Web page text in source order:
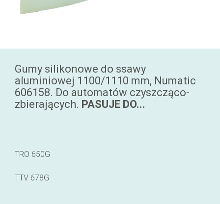
Gumy silikonowe do ssawy
aluminiowej 1100/1110 mm, Numatic
606158. Do automatów czyszcząco-
zbierających. PASUJE DO...
TRO 650G
TTV 678G